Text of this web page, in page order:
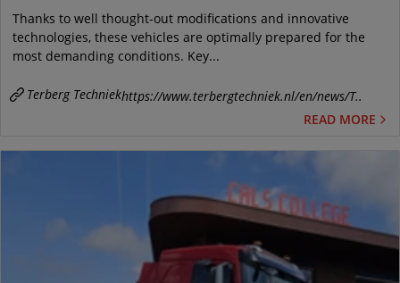
Thanks to well thought-out modifications and innovative
technologies, these vehicles are optimally prepared for the
most demanding conditions. Key...
Terberg Techniekhttps://www.terbergtechniek.nl/en/news/T..
READ MORE